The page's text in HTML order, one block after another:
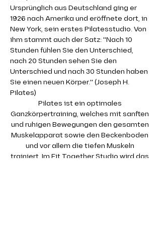
Ursprünglich aus Deutschland ging er
1926 nach Amerika und eröffnete dort, in
New York, sein erstes Pilatesstudio. Von
ihm stammt auch der Satz: "Nach 10
Stunden fühlen Sie den Unterschied,
nach 20 Stunden sehen Sie den
Unterschied und nach 30 Stunden haben
Sie einen neuen Körper." (Joseph H.
Pilates)
Pilates ist ein optimales
Ganzkörpertraining, welches mit sanften
und ruhigen Bewegungen den gesamten
Muskelapparat sowie den Beckenboden
und vor allem die tiefen Muskeln
trainiert. Im Fit Together Studio wird das